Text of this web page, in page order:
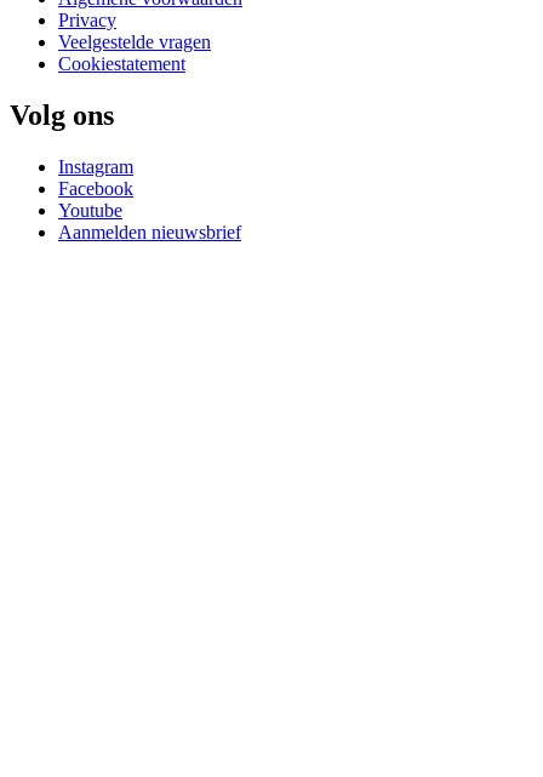
Privacy
Veelgestelde vragen
Cookiestatement
Volg ons
Instagram
Facebook
Youtube
Aanmelden nieuwsbrief